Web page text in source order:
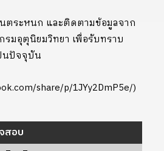
ตระหนก และติดตามข้อมูลจาก
รมอุตุนิยมวิทยา เพื่อรับทราบ
นปัจจุบัน
share/p/1JYy2DmP5e/)
สอบ